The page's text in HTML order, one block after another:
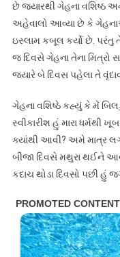
છે જ્યારથી ગેહના વશિષ્ઠ
અહેવાલો આવ્યા છે કે
ઇસ્લામ કબૂલ કર્યો છે. પરંતુ
જ દિવસે ગેહના તેના મિત્રો
જ્યારે બે દિવસ પહેલા તે
ગેહના વશિષ્ઠે કહ્યું કે મેં
સ્વીકારીશ હું મારા ધર્મથી
ક્યાંથી આવી? અમે માત્ર
બીજા દિવસે મથુરા થઈને
કદાચ થોડા દિવસો પછી હું